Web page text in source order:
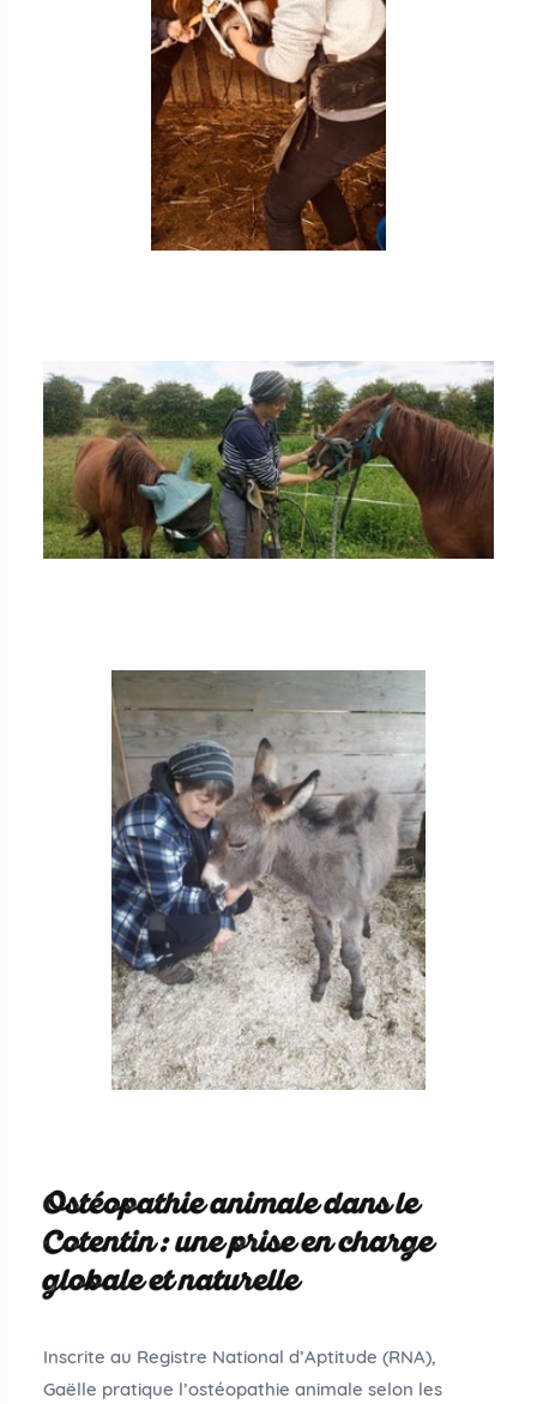
Ostéopathie animale dans le
Cotentin : une prise en charge
globale et naturelle
Inscrite au Registre National d’Aptitude (RNA),
Gaëlle pratique l’ostéopathie animale selon les